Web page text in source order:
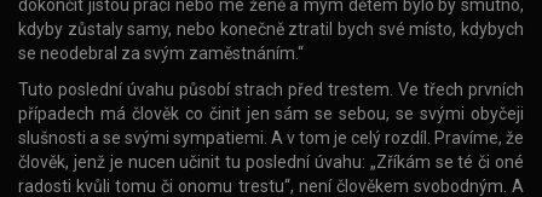
dokončit jistou práci nebo mé ženě a mým dětem bylo by smutno,
kdyby zůstaly samy, nebo konečně ztratil bych své místo, kdybych
se neodebral za svým zaměstnáním.“
Tuto poslední úvahu působí strach před trestem. Ve třech prvních
případech má člověk co činit jen sám se sebou, se svými obyčeji
slušnosti a se svými sympatiemi. A v tom je celý rozdíl. Pravíme, že
člověk, jenž je nucen učinit tu poslední úvahu: „Zříkám se té či oné
radosti kvůli tomu či onomu trestu“, není člověkem svobodným. A